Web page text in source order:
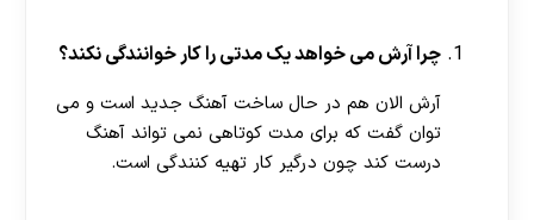
چرا آرش می خواهد یک مدتی را کار خوانندگی نکند؟
آرش الان هم در حال ساخت آهنگ جدید است و می
توان گفت که برای مدت کوتاهی نمی تواند آهنگ
درست کند چون درگیر کار تهیه کنندگی است.